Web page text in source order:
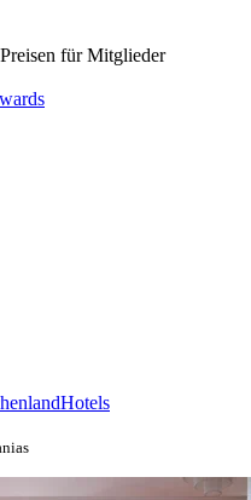
für Mitglieder
Hotels